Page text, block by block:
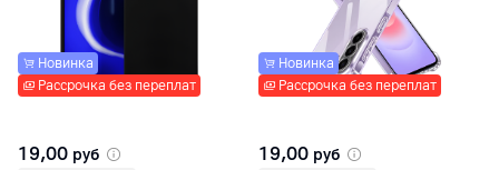
Рассрочка без переплат
Новинка
19,00 руб
Рассрочка без переплат
Новинка
19,00 руб